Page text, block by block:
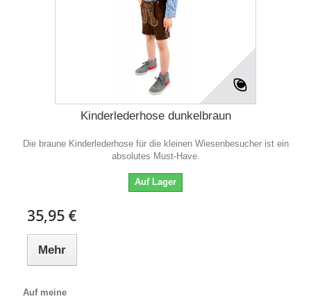
Kinderlederhose dunkelbraun
Die braune Kinderlederhose für die kleinen Wiesenbesucher ist ein
absolutes Must-Have.
Auf Lager
35,95 €
Mehr
Auf meine